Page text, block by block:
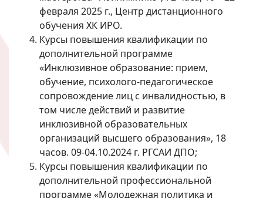
февраля 2025 г., Центр дистанционного
обучения ХК ИРО.
Курсы повышения квалификации по
дополнительной программе
«Инклюзивное образование: прием,
обучение, психолого-педагогическое
сопровождение лиц с инвалидностью, в
том числе действий и развитие
инклюзивной образовательных
организаций высшего образования», 18
часов. 09-04.10.2024 г. РГСАИ ДПО;
Курсы повышения квалификации по
дополнительной профессиональной
программе «Молодежная политика и